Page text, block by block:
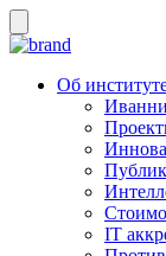
Об
IT